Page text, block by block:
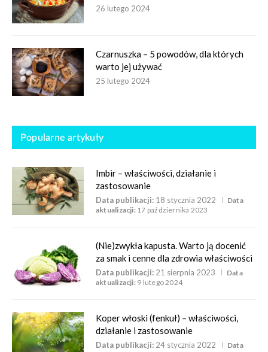
26 lutego 2024
Czarnuszka – 5 powodów, dla których
warto jej używać
25 lutego 2024
Popularne artykuły
Imbir – właściwości, działanie i
zastosowanie
Data publikacji: 18 stycznia 2022
Data
aktualizacji: 17 października 2023
(Nie)zwykła kapusta. Warto ją docenić
za smak i cenne dla zdrowia właściwości
Data publikacji: 21 sierpnia 2023
Data
aktualizacji: 9 lutego 2024
Koper włoski (fenkuł) – właściwości,
działanie i zastosowanie
Data publikacji: 24 stycznia 2022
Data